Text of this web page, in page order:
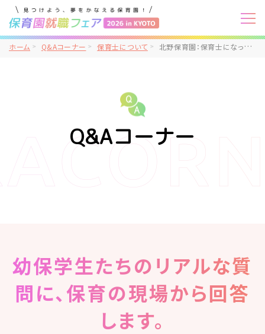
ホーム Q&Aコーナー 保育士について 北野保育園：保育士になってよかったなと思うことややりがいを感じることは何ですか？
Q&Aコーナー
幼保学生たちのリアルな質
問に、保育の現場から回答
します。